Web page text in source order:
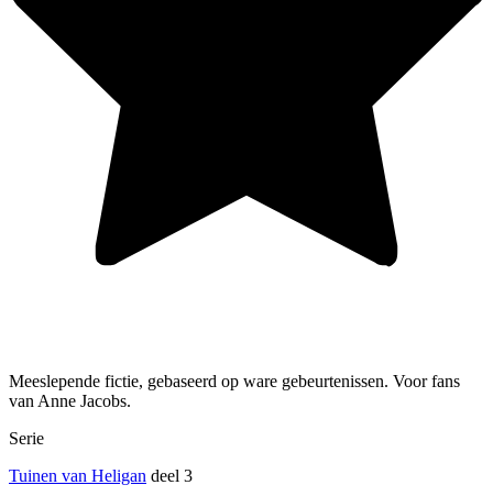
Meeslepende fictie, gebaseerd op ware gebeurtenissen. Voor fans
van Anne Jacobs.
Serie
Tuinen van Heligan deel 3